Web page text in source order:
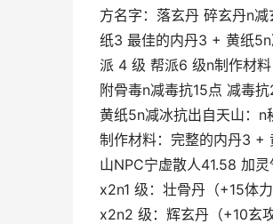
方名字：落玄丹 碎玄丹n
纸3 最佳的内丹3 + 黄纸
派 4 级 帮派6 级n制作材
附骨毒n减毒抗15点 减毒
黄纸5n减冰抗出自天山：
制作材料：完整的内丹3 +
山NPC宁虚散人41.58 加
x2n1 级：壮骨丹（+15体
x2n2 级：辉玄丹（+10玄